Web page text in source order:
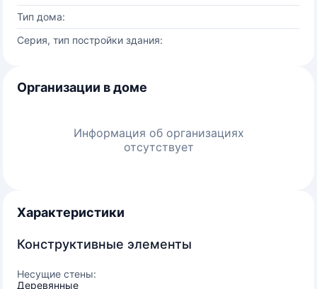
Тип дома:
Серия, тип постройки здания:
Организации в доме
Информация об организациях
отсутствует
Характеристики
Конструктивные элементы
Несущие стены:
Деревянные